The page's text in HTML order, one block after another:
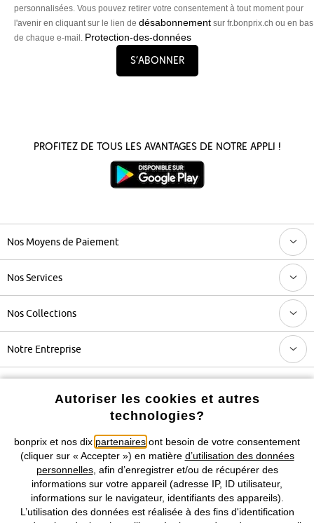
personnalisées. Vous pouvez retirer votre consentement à tout moment pour
l'avenir en cliquant sur le lien de désabonnement sur fr.bonprix.ch ou en bas
de chaque e-mail. Protection-des-données
S’abonner
Profitez de tous les avantages de notre appli !
Nos Moyens de Paiement
Nos Services
Nos Collections
Notre Entreprise
Retrouvez bonprix sur
Prix indiqués TVA comprise avec en susfrais de port & de service
CGV Données personnelles Paramètres des cookies
Mentions légales Résilier le contrat
Autoriser les cookies et autres
technologies?
bonprix et nos dix partenaires ont besoin de votre consentement
(cliquer sur « Accepter ») en matière d’utilisation des données
personnelles, afin d’enregistrer et/ou de récupérer des
informations sur votre appareil (adresse IP, ID utilisateur,
informations sur le navigateur, identifiants des appareils).
L’utilisation des données est réalisée à des fins d'identification